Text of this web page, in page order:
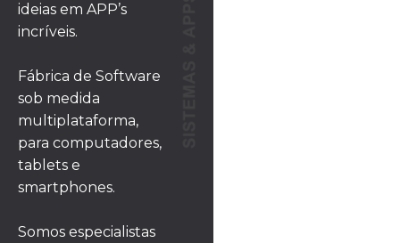
ideias em APP’s
incríveis.
Fábrica de Software
sob medida
multiplataforma,
para computadores,
tablets e
smartphones.
Somos especialistas